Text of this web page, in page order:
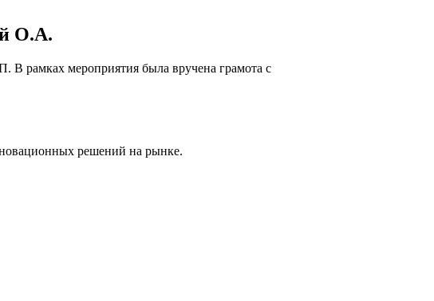
О.А.
В рамках мероприятия была вручена грамота с
решений на рынке.